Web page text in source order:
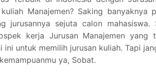
Manajemen? Saking banyaknya
jurusannya sejuta calon
kerja Jurusan Manajemen yang
ini untuk memilih jurusan kuliah. Tapi
ya, Sobat.